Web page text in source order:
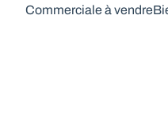
Commerciale à vendre